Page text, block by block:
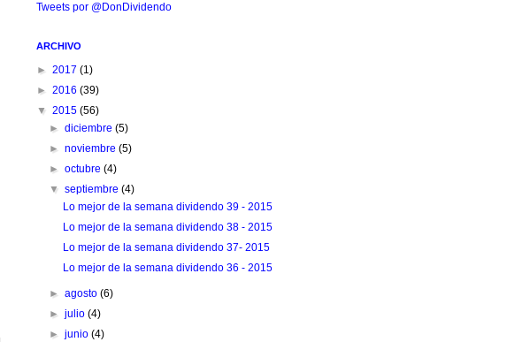
Tweets por @DonDividendo
ARCHIVO
► 2017 (1)
► 2016 (39)
▼ 2015 (56)
►diciembre(5)
►noviembre(5)
►octubre(4)
▼septiembre(4)
Lo mejor de la semana dividendo 39 - 2015
Lo mejor de la semana dividendo 38 - 2015
Lo mejor de la semana dividendo 37- 2015
Lo mejor de la semana dividendo 36 - 2015
►agosto(6)
►julio(4)
►junio(4)